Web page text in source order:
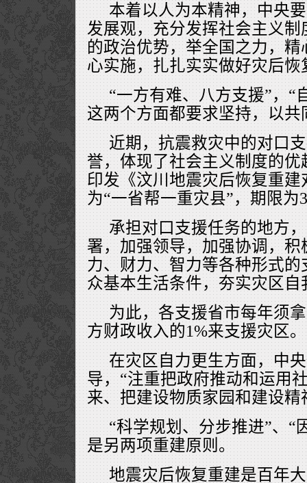
本着以人为本精神，中央
发展观，充分发挥社会主义
的政治优势，举全国之力，
心实施，扎扎实实做好灾后恢
“一方有难、八方支援”，“
这两个方面都要求坚持，以
近期，抗震救灾中的对口
誉，体现了社会主义制度的优
印发《汶川地震灾后恢复重
为“一省帮一重灾县”，期限为
承担对口支援任务的地方
署，加强领导，加强协调，
力、财力、智力等各种形式
众基本生活条件，夯实灾区
为此，各支援省市每年须
方财政收入的1%来支援灾区。
在灾区自力更生方面，中
导，“注重把政府推动和运用
来、把建设物质家园和建设精
“科学规划、分步推进”、“
是另两项重建原则。
地震灾后恢复重建是百年